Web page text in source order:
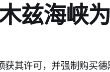
兹海峡
其许可，并强制购买